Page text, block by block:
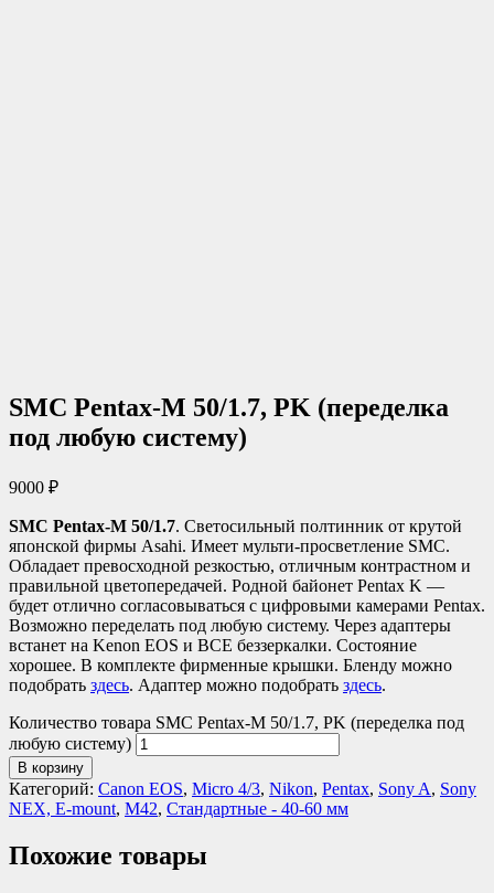
SMC Pentax-M 50/1.7, PK (переделка
под любую систему)
9000 ₽
SMC Pentax-M 50/1.7. Светосильный полтинник от крутой
японской фирмы Asahi. Имеет мульти-просветление SMC.
Обладает превосходной резкостью, отличным контрастном и
правильной цветопередачей. Родной байонет Pentax K —
будет отлично согласовываться с цифровыми камерами Pentax.
Возможно переделать под любую систему. Через адаптеры
встанет на Kenon EOS и ВСЕ беззеркалки. Состояние
хорошее. В комплекте фирменные крышки. Бленду можно
подобрать здесь. Адаптер можно подобрать здесь.
Количество товара SMC Pentax-M 50/1.7, PK (переделка под
любую систему)
В корзину
Категорий: Canon EOS, Micro 4/3, Nikon, Pentax, Sony A, Sony
NEX, E-mount, М42, Стандартные - 40-60 мм
Похожие товары